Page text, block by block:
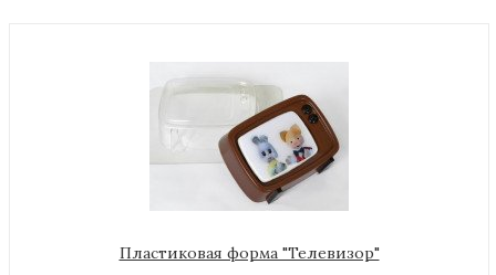
Пластиковая форма "Телевизор"